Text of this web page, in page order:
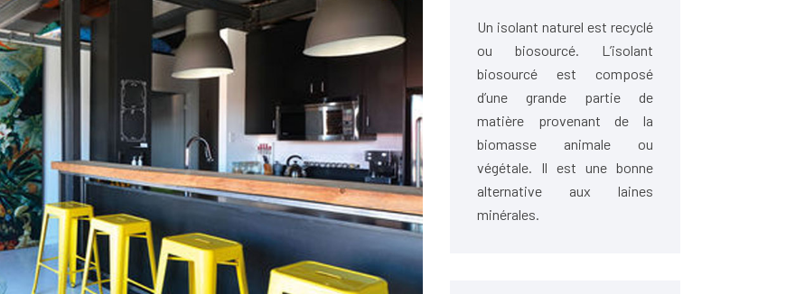
Un isolant naturel est recyclé
ou biosourcé. L’isolant
biosourcé est composé
d’une grande partie de
matière provenant de la
biomasse animale ou
végétale. Il est une bonne
alternative aux laines
minérales.